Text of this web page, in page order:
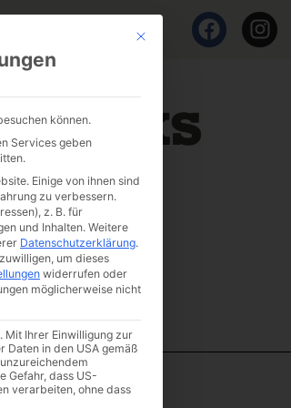
Mit diesem Button wird der
können.
Services geben
Einige von ihnen sind
zu verbessern.
z. B. für
und Inhalten. Weitere
Datenschutzerklärung.
um dieses
widerrufen oder
möglicherweise nicht
Mit Ihrer Einwilligung zur
Daten in den USA gemäß
Gefahr, dass US-
verarbeiten, ohne dass